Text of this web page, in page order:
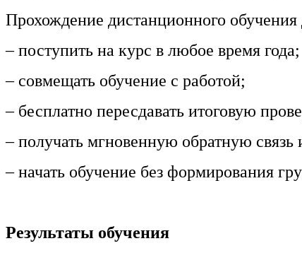
Прохождение дистанционного обучения
– поступить на курс в любое время года;
– совмещать обучение с работой;
– бесплатно пересдавать итоговую
– получать мгновенную обратную связь
– начать обучение без формирования
Результаты обучения